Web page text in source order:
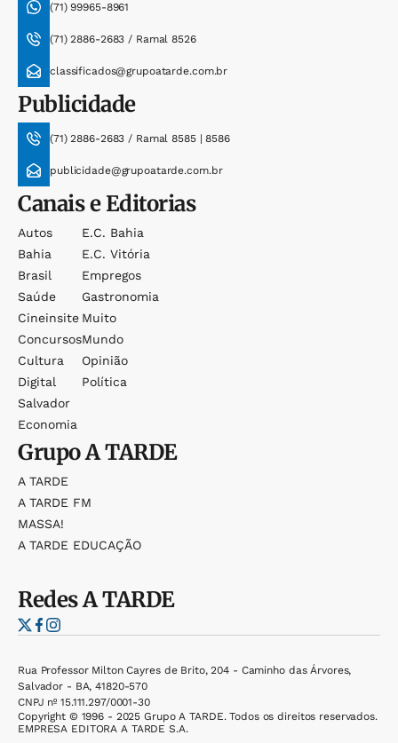
(71) 99965-8961
(71) 2886-2683 / Ramal 8526
classificados@grupoatarde.com.br
Publicidade
(71) 2886-2683 / Ramal 8585 | 8586
publicidade@grupoatarde.com.br
Canais e Editorias
Autos
Bahia
Brasil
Saúde
Cineinsite
Concursos
Cultura
Digital
Salvador
Economia
E.c. Bahia
E.c. Vitória
Empregos
Gastronomia
Muito
Mundo
Opinião
Política
GrupoA TARDE
A TARDE
A TARDE FM
MASSA!
A TARDE EDUCAÇÃO
RedesA TARDE
Rua Professor Milton Cayres de Brito, 204 - Caminho das Árvores,
Salvador - BA, 41820-570
CNPJ nº 15.111.297/0001-30
Copyright © 1996 - 2025 Grupo A TARDE. Todos os direitos reservados.
EMPRESA EDITORA A TARDE S.A.